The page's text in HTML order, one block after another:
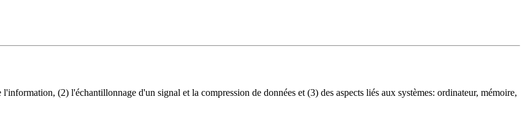
(2) l'échantillonnage d'un signal et la compression de données et (3) des aspects liés aux systèmes: ordinateur, mémoire,